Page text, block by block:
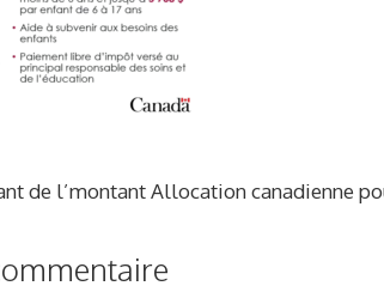
de l’montant Allocation canadienne